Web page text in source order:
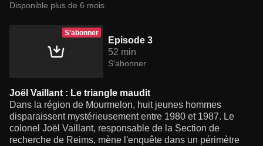
Disponible plus de 6 mois
S'abonner
Episode 3
52 min
S'abonner
Joël Vaillant : Le triangle maudit
Dans la région de Mourmelon, huit jeunes hommes
disparaissent mystérieusement entre 1980 et 1987. Le
colonel Joël Vaillant, responsable de la Section de
recherche de Reims, mène l'enquête dans un périmètre